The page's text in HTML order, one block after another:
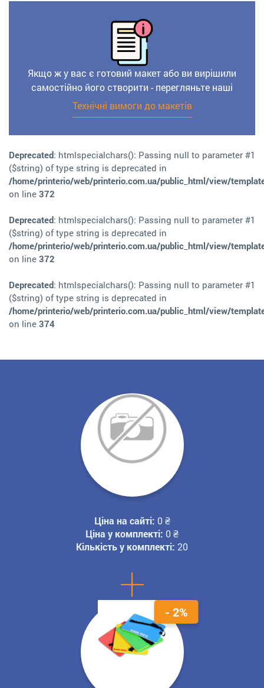
Якщо ж у вас є готовий макет або ви вирішили
самостійно його створити - перегляньте наші
Технічні вимоги до макетів
Deprecated: htmlspecialchars(): Passing null to parameter #1
($string) of type string is deprecated in
/home/printerio/web/printerio.com.ua/public_html/view/
on line 372
Deprecated: htmlspecialchars(): Passing null to parameter #1
($string) of type string is deprecated in
/home/printerio/web/printerio.com.ua/public_html/view/
on line 372
Deprecated: htmlspecialchars(): Passing null to parameter #1
($string) of type string is deprecated in
/home/printerio/web/printerio.com.ua/public_html/view/
on line 374
+
Ціна на сайті: 0 ₴
Ціна у комплекті: 0 ₴
Кількість у комплекті: 20
- 2%